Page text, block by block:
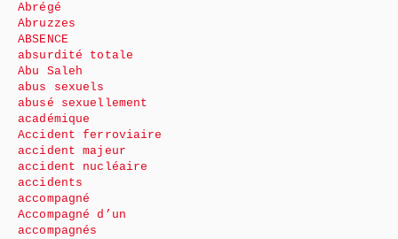
Abrégé
Abruzzes
ABSENCE
absurdité totale
Abu Saleh
abus sexuels
abusé sexuellement
académique
Accident ferroviaire
accident majeur
accident nucléaire
accidents
accompagné
Accompagné d’un
accompagnés